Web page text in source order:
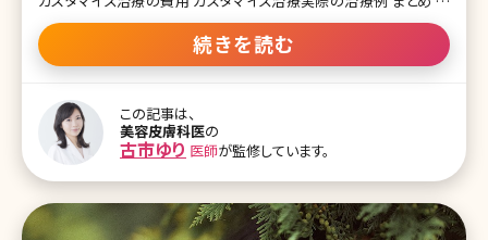
者の勤務するクリニックでは、美容外科だけでなくピーリングやトー
ニングなどの美容皮膚科の治療も根強い人気があります。体の表面
を覆う皮膚は1番大きい体の臓器であるとも言われており、顔の中で
ることもあるとても重要な部位です。 シミやくすみ・シワ・毛穴・ニキ
ビやニキビ跡など、ひとりひとり患者さんによって皮膚のお悩みも変
わってきます。皮膚は厚さや皮脂の量で脂性肌、乾燥肌など、それぞ
れ特徴が異なるため多様な悩みが起こりやすい部分なのです。その
ため、ひとりひとりに合った治療が異なり、どの施術が自分に合って
する
続きを読む
この記事は、
美容皮膚科医の
古市ゆり 医師が監修しています。